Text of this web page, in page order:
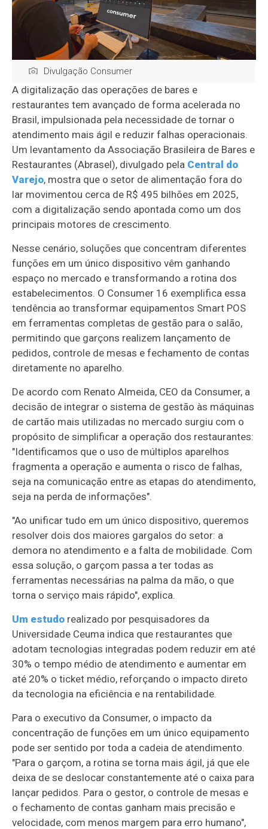
Divulgação Consumer
A digitalização das operações de bares e
restaurantes tem avançado de forma acelerada no
Brasil, impulsionada pela necessidade de tornar o
atendimento mais ágil e reduzir falhas operacionais.
Um levantamento da Associação Brasileira de Bares e
Restaurantes (Abrasel), divulgado pela Central do
Varejo, mostra que o setor de alimentação fora do
lar movimentou cerca de R$ 495 bilhões em 2025,
com a digitalização sendo apontada como um dos
principais motores de crescimento.
Nesse cenário, soluções que concentram diferentes
funções em um único dispositivo vêm ganhando
espaço no mercado e transformando a rotina dos
estabelecimentos. O Consumer 16 exemplifica essa
tendência ao transformar equipamentos Smart POS
em ferramentas completas de gestão para o salão,
permitindo que garçons realizem lançamento de
pedidos, controle de mesas e fechamento de contas
diretamente no aparelho.
De acordo com Renato Almeida, CEO da Consumer, a
decisão de integrar o sistema de gestão às máquinas
de cartão mais utilizadas no mercado surgiu com o
propósito de simplificar a operação dos restaurantes:
"Identificamos que o uso de múltiplos aparelhos
fragmenta a operação e aumenta o risco de falhas,
seja na comunicação entre as etapas do atendimento,
seja na perda de informações".
"Ao unificar tudo em um único dispositivo, queremos
resolver dois dos maiores gargalos do setor: a
demora no atendimento e a falta de mobilidade. Com
essa solução, o garçom passa a ter todas as
ferramentas necessárias na palma da mão, o que
torna o serviço mais rápido", explica.
Um estudo realizado por pesquisadores da
Universidade Ceuma indica que restaurantes que
adotam tecnologias integradas podem reduzir em até
30% o tempo médio de atendimento e aumentar em
até 20% o ticket médio, reforçando o impacto direto
da tecnologia na eficiência e na rentabilidade.
Para o executivo da Consumer, o impacto da
concentração de funções em um único equipamento
pode ser sentido por toda a cadeia de atendimento.
"Para o garçom, a rotina se torna mais ágil, já que ele
deixa de se deslocar constantemente até o caixa para
lançar pedidos. Para o gestor, o controle de mesas e
o fechamento de contas ganham mais precisão e
velocidade, com menos margem para erro humano",